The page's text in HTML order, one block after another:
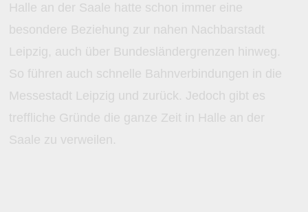
Halle an der Saale hatte schon immer eine
besondere Beziehung zur nahen Nachbarstadt
Leipzig, auch über Bundesländergrenzen hinweg.
So führen auch schnelle Bahnverbindungen in die
Messestadt Leipzig und zurück. Jedoch gibt es
treffliche Gründe die ganze Zeit in Halle an der
Saale zu verweilen.